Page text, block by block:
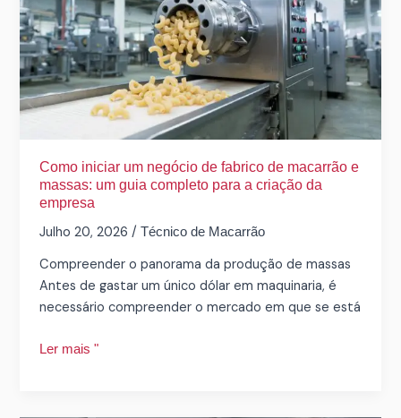
Como iniciar um negócio de fabrico de macarrão e
massas: um guia completo para a criação da
empresa
Julho 20, 2026/Técnico de Macarrão
Compreender o panorama da produção de massas
Antes de gastar um único dólar em maquinaria, é
necessário compreender o mercado em que se está
negócio
de
fabrico
de
macarrão
massas:
um
guia
completo
para
criação
da
empresa
Ler mais "